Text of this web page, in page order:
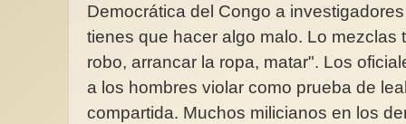
Democrática del Congo a
tienes que hacer algo malo. Lo mezclas
robo, arrancar la ropa, matar". Los
a los hombres violar como prueba de
compartida. Muchos milicianos en los